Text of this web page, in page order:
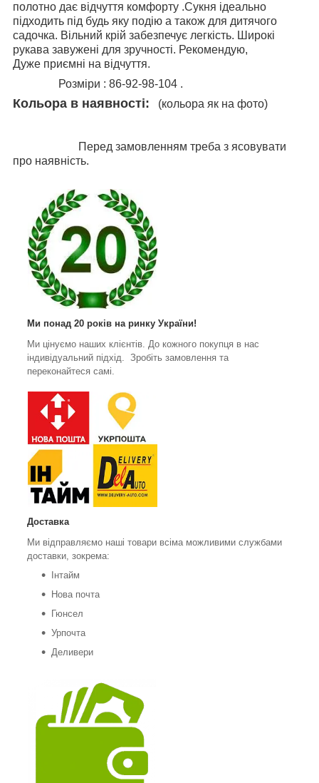
полотно дає відчуття комфорту .Сукня ідеально
підходить під будь яку подію а також для дитячого
садочка. Вільний крій забезпечує легкість. Широкі
рукава завужені для зручності. Рекомендую,
Дуже приємні на відчуття.
Розміри : 86-92-98-104 .
Кольора в наявності: (кольора як на фото)
Перед замовленням треба з ясовувати
про наявність.
Ми понад 20 років на ринку України!
Ми цінуємо наших клієнтів. До кожного покупця в нас
індивідуальний підхід. Зробіть замовлення та
переконайтеся самі.
Доставка
Ми відправляємо наші товари всіма можливими службами
доставки, зокрема:
Інтайм
Нова почта
Гюнсел
Урпочта
Деливери